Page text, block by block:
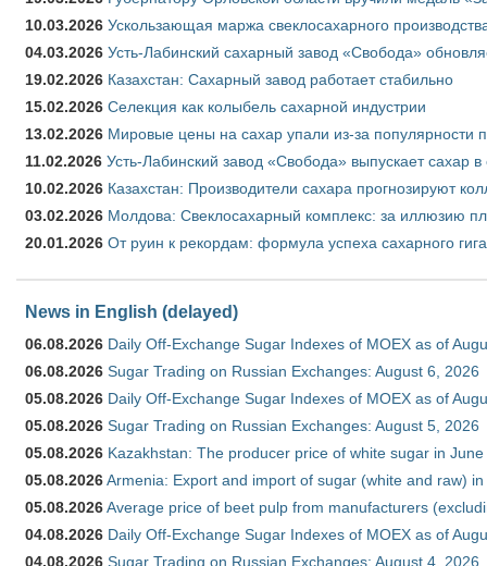
10.03.2026 Ускользающая маржа свеклосахарного
04.03.2026 Усть-Лабинский сахарный завод «Свобода»
19.02.2026 Казахстан: Сахарный завод работает стабильно
15.02.2026 Селекция как колыбель сахарной индустрии
13.02.2026 Мировые цены на сахар упали из-за популярности
11.02.2026 Усть-Лабинский завод «Свобода» выпускает сахар в
10.02.2026 Казахстан: Производители сахара прогнозируют
03.02.2026 Молдова: Свеклосахарный комплекс: за иллюзию
20.01.2026 От руин к рекордам: формула успеха сахарного
News in English (delayed)
06.08.2026 Daily Off-Exchange Sugar Indexes of MOEX as of
06.08.2026 Sugar Trading on Russian Exchanges: August 6, 2026
05.08.2026 Daily Off-Exchange Sugar Indexes of MOEX as of
05.08.2026 Sugar Trading on Russian Exchanges: August 5, 2026
05.08.2026 Kazakhstan: The producer price of white sugar in
05.08.2026Armenia: Export and import of sugar (white and raw)
05.08.2026Average price of beet pulp from manufacturers
04.08.2026 Daily Off-Exchange Sugar Indexes of MOEX as of
04.08.2026 Sugar Trading on Russian Exchanges: August 4, 2026